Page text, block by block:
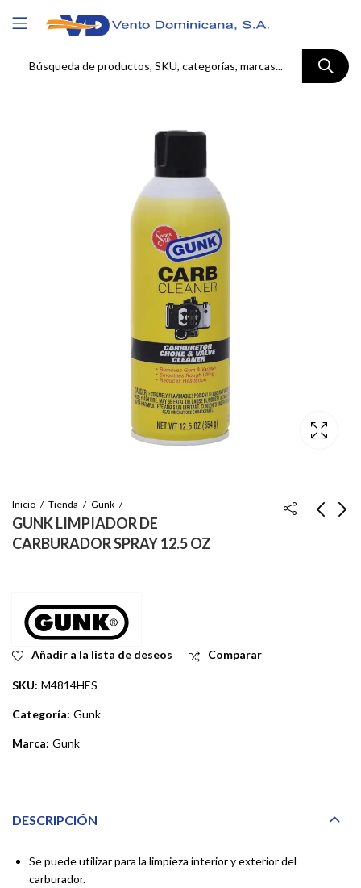
Inicio Tienda Gunk
GUNK LIMPIADOR DE
CARBURADOR SPRAY 12.5 OZ
Añadir a la lista de deseos Comparar
SKU: M4814HES
Categoría: Gunk
Marca: Gunk
DESCRIPCIÓN
Se puede utilizar para la limpieza interior y exterior del
carburador.